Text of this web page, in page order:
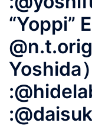
“Yoppi”
Yoshida